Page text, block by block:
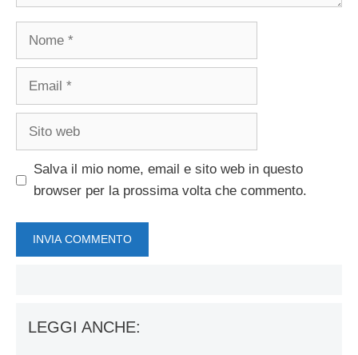
Nome
Email
Sito
Salva il mio nome, email e sito web in questo
browser per la prossima volta che commento.
LEGGI ANCHE: